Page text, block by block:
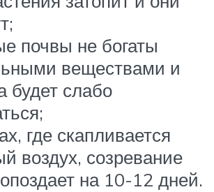
почвы не богаты
веществами и
будет слабо
где скапливается
воздух, созревание
на 10-12 дней.